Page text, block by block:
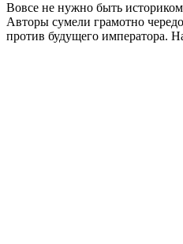
Вовсе не нужно быть
Авторы сумели грамотно
против будущего императора.